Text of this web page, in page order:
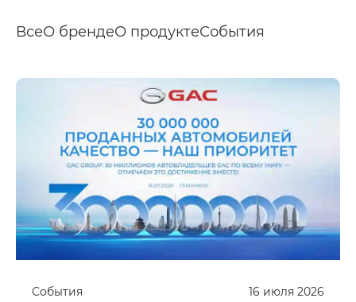
ВсеО брендеО продуктеСобытия
16 июля 2026
События